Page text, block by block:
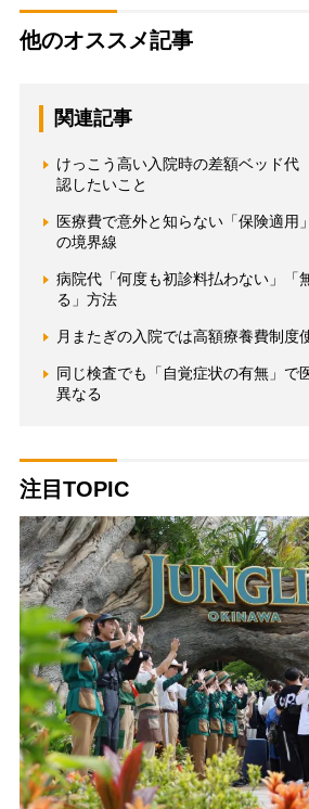
他のオススメ記事
関連記事
けっこう高い入院時の差額ベッド
認したいこと
医療費で意外と知らない「保険適用
の境界線
病院代「何度も初診料払わない」「
る」方法
月またぎの入院では高額療養費制度
同じ検査でも「自覚症状の有無」で
異なる
注目TOPIC